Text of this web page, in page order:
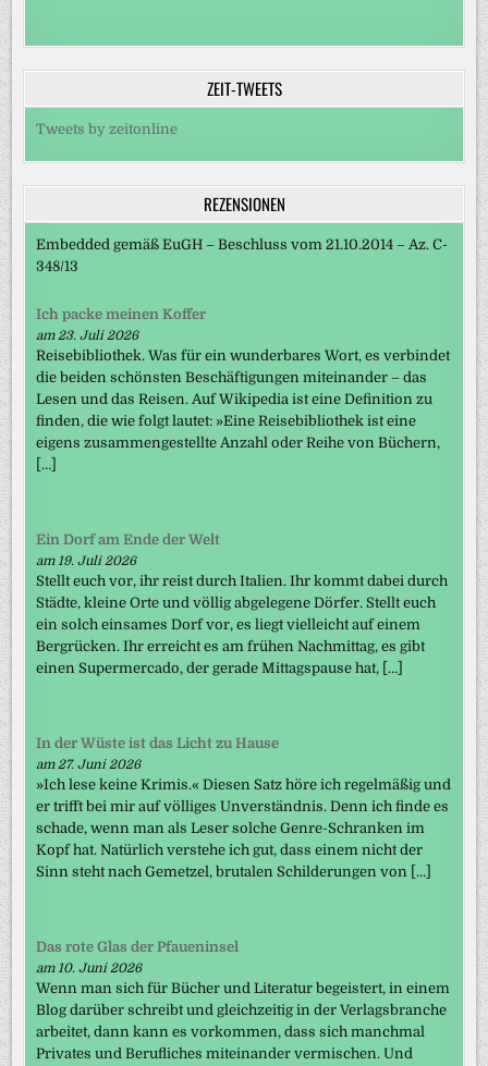
ZEIT-TWEETS
Tweets by zeitonline
REZENSIONEN
Embedded gemäß EuGH – Beschluss vom 21.10.2014 – Az. C-
348/13
Ich packe meinen Koffer
am 23. Juli 2026
Reisebibliothek. Was für ein wunderbares Wort, es verbindet
die beiden schönsten Beschäftigungen miteinander – das
Lesen und das Reisen. Auf Wikipedia ist eine Definition zu
finden, die wie folgt lautet: »Eine Reisebibliothek ist eine
eigens zusammengestellte Anzahl oder Reihe von Büchern,
[…]
Ein Dorf am Ende der Welt
am 19. Juli 2026
Stellt euch vor, ihr reist durch Italien. Ihr kommt dabei durch
Städte, kleine Orte und völlig abgelegene Dörfer. Stellt euch
ein solch einsames Dorf vor, es liegt vielleicht auf einem
Bergrücken. Ihr erreicht es am frühen Nachmittag, es gibt
einen Supermercado, der gerade Mittagspause hat, […]
In der Wüste ist das Licht zu Hause
am 27. Juni 2026
»Ich lese keine Krimis.« Diesen Satz höre ich regelmäßig und
er trifft bei mir auf völliges Unverständnis. Denn ich finde es
schade, wenn man als Leser solche Genre-Schranken im
Kopf hat. Natürlich verstehe ich gut, dass einem nicht der
Sinn steht nach Gemetzel, brutalen Schilderungen von […]
Das rote Glas der Pfaueninsel
am 10. Juni 2026
Wenn man sich für Bücher und Literatur begeistert, in einem
Blog darüber schreibt und gleichzeitig in der Verlagsbranche
arbeitet, dann kann es vorkommen, dass sich manchmal
Privates und Berufliches miteinander vermischen. Und